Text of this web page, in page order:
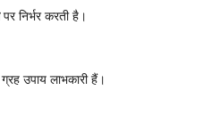
पर निर्भर करती है।
उपाय लाभकारी हैं।